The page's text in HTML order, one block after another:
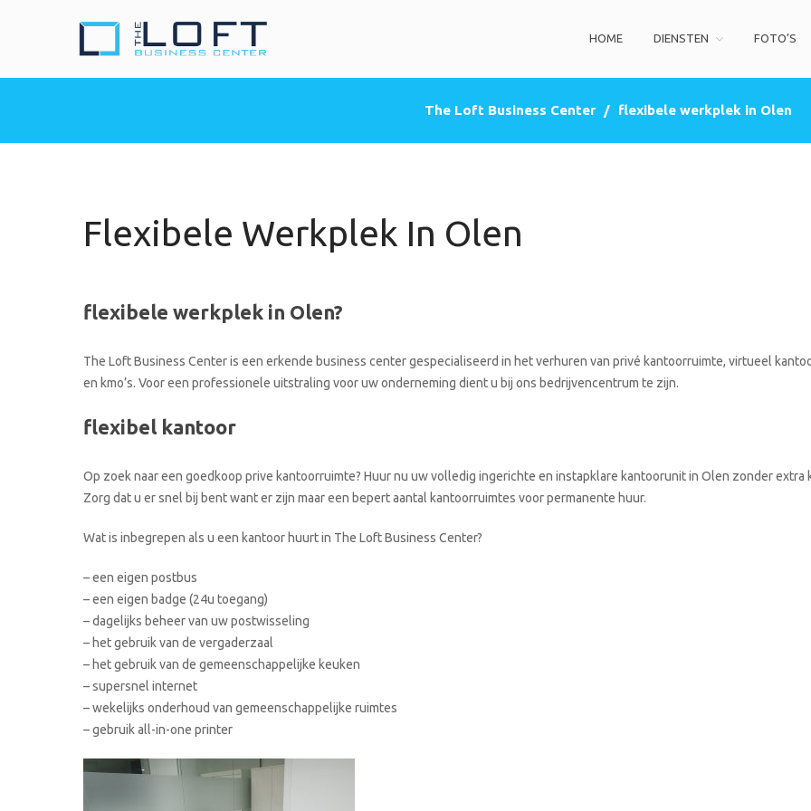
HOME DIENSTEN FOTO’S
The Loft Business Center / flexibele werkplek in Olen
Flexibele Werkplek In Olen
flexibele werkplek in Olen?
The Loft Business Center is een erkende business center gespecialiseerd in het verhuren van privé kantoorruimte, virtueel
en kmo’s. Voor een professionele uitstraling voor uw onderneming dient u bij ons bedrijvencentrum te zijn.
flexibel kantoor
Op zoek naar een goedkoop prive kantoorruimte? Huur nu uw volledig ingerichte en instapklare kantoorunit in Olen zonder extra
Zorg dat u er snel bij bent want er zijn maar een bepert aantal kantoorruimtes voor permanente huur.
Wat is inbegrepen als u een kantoor huurt in The Loft Business Center?
– een eigen postbus
– een eigen badge (24u toegang)
– dagelijks beheer van uw postwisseling
– het gebruik van de vergaderzaal
– het gebruik van de gemeenschappelijke keuken
– supersnel internet
– wekelijks onderhoud van gemeenschappelijke ruimtes
– gebruik all-in-one printer